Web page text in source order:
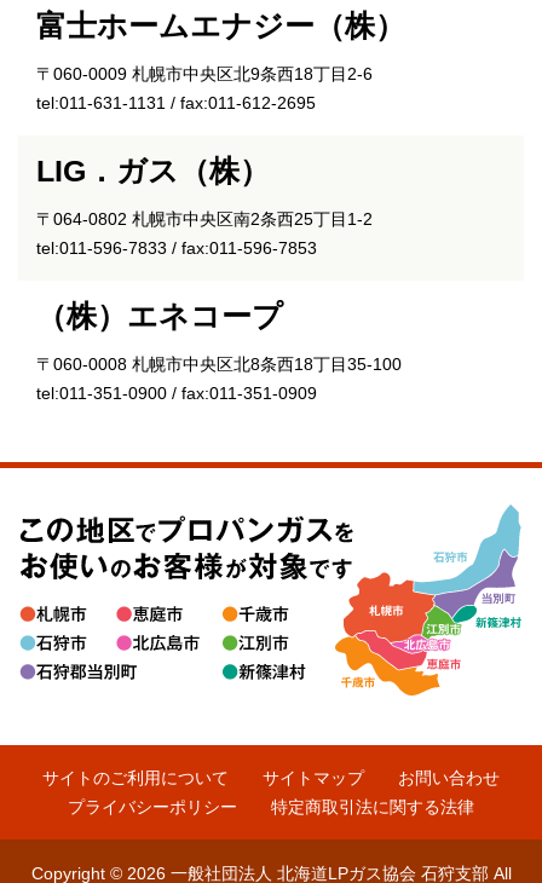
富士ホームエナジー（株）
〒060-0009 札幌市中央区北9条西18丁目2-6
tel:011-631-1131 / fax:011-612-2695
LIG．ガス（株）
〒064-0802 札幌市中央区南2条西25丁目1-2
tel:011-596-7833 / fax:011-596-7853
（株）エネコープ
〒060-0008 札幌市中央区北8条西18丁目35-100
tel:011-351-0900 / fax:011-351-0909
サイトのご利用について サイトマップ
お問い合わせ
プライバシーポリシー
特定商取引法に関する法律
Copyright © 2026 一般社団法人 北海道LPガス協会 石狩支部 All